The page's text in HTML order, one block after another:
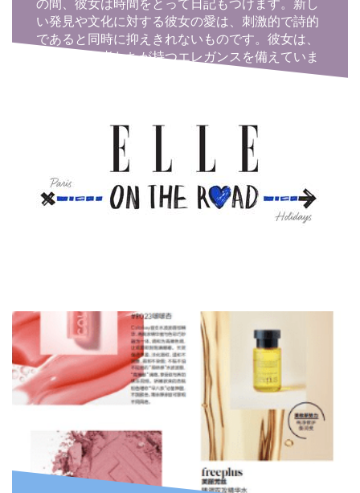
の間、彼女は時間をとって日記もつけます。新し
い発見や文化に対する彼女の愛は、刺激的で詩的
であると同時に抑えきれないものです。彼女は、
偉大な旅行者たちが持つエレガンスを備えていま